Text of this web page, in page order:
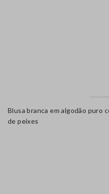
Blusa branca em algodão puro
de peixes